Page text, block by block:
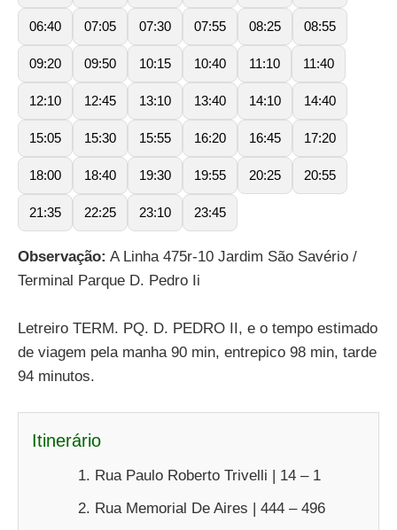
06:40 07:05 07:30 07:55 08:25 08:55
09:20 09:50 10:15 10:40 11:10 11:40
12:10 12:45 13:10 13:40 14:10 14:40
15:05 15:30 15:55 16:20 16:45 17:20
18:00 18:40 19:30 19:55 20:25 20:55
21:35 22:25 23:10 23:45
Observação: A Linha 475r-10 Jardim São Savério /
Terminal Parque D. Pedro Ii
Letreiro TERM. PQ. D. PEDRO II, e o tempo estimado
de viagem pela manha 90 min, entrepico 98 min, tarde
94 minutos.
Itinerário
Rua Paulo Roberto Trivelli | 14 – 1
Rua Memorial De Aires | 444 – 496